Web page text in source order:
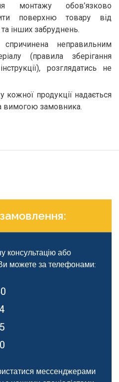
консультацію або
можете за телефонами:
мессенджерами
монтажу обов’язково
поверхню товару від
інших забруднень.
неправильним
(правила зберігання
розглядатись не
кожної продукції надається
вимогою замовника.